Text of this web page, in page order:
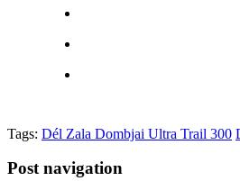
Tags: Dél Zala Dombjai Ultra Trail 300
Post navigation